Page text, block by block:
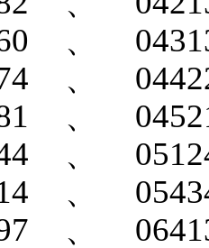
、
、
、
、
、
、